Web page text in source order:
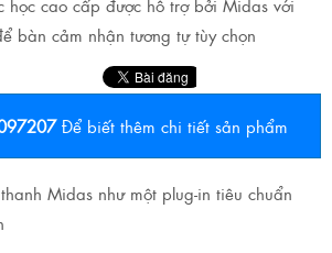
học cao cấp được hỗ trợ bởi Midas với
bàn cảm nhận tương tự tùy chọn
Để biết thêm chi tiết sản phẩm
Midas như một plug-in tiêu chuẩn